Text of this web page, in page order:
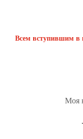
Всем вступившим в
Моя